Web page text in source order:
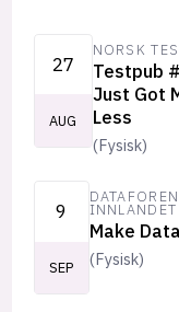
27
AUG
NORSK
Testpub
Just Got
Less
(Fysisk)
9
SEP
INNLANDET
Make
(Fysisk)